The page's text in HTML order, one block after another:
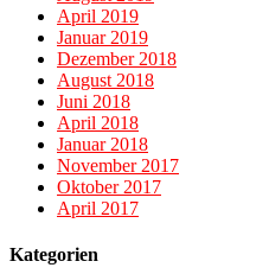
April 2019
Januar 2019
Dezember 2018
August 2018
Juni 2018
April 2018
Januar 2018
November 2017
Oktober 2017
April 2017
Kategorien